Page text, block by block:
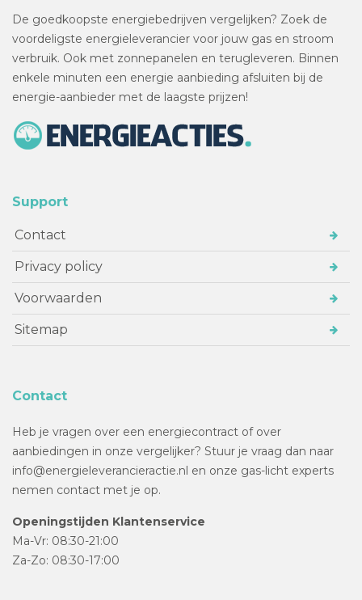
De goedkoopste energiebedrijven vergelijken? Zoek de
voordeligste energieleverancier voor jouw gas en stroom
verbruik. Ook met zonnepanelen en terugleveren. Binnen
enkele minuten een energie aanbieding afsluiten bij de
energie-aanbieder met de laagste prijzen!
Support
Contact
Privacy policy
Voorwaarden
Sitemap
Contact
Heb je vragen over een energiecontract of over
aanbiedingen in onze vergelijker? Stuur je vraag dan naar
info@energieleverancieractie.nl en onze gas-licht experts
nemen contact met je op.
Openingstijden Klantenservice
Ma-Vr: 08:30-21:00
Za-Zo: 08:30-17:00